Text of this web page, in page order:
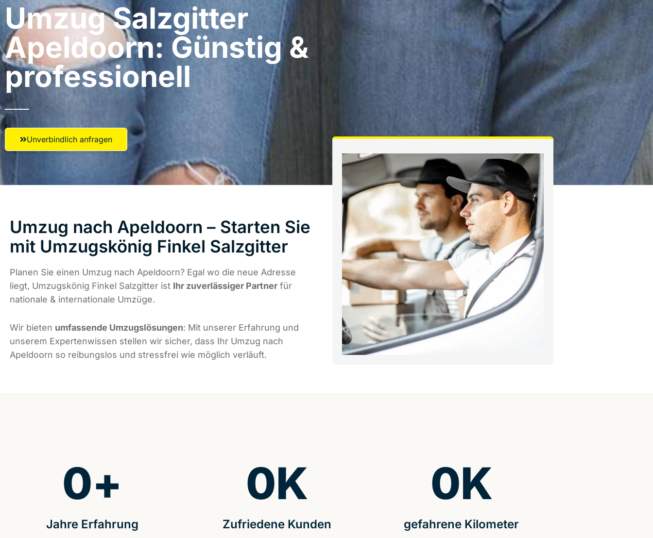
Umzug Salzgitter​
Apeldoorn: Günstig &
professionell​
Unverbindlich anfragen
Umzug nach Apeldoorn – Starten Sie
mit Umzugskönig Finkel Salzgitter
Planen Sie einen Umzug nach Apeldoorn? Egal wo die neue Adresse
liegt, Umzugskönig Finkel Salzgitter ist Ihr zuverlässiger Partner für
nationale & internationale Umzüge.
Wir bieten umfassende Umzugslösungen: Mit unserer Erfahrung und
unserem Expertenwissen stellen wir sicher, dass Ihr Umzug nach
Apeldoorn so reibungslos und stressfrei wie möglich verläuft.
Jahre Erfahrung
0+
Zufriedene Kunden
0K
gefahrene Kilometer
0K